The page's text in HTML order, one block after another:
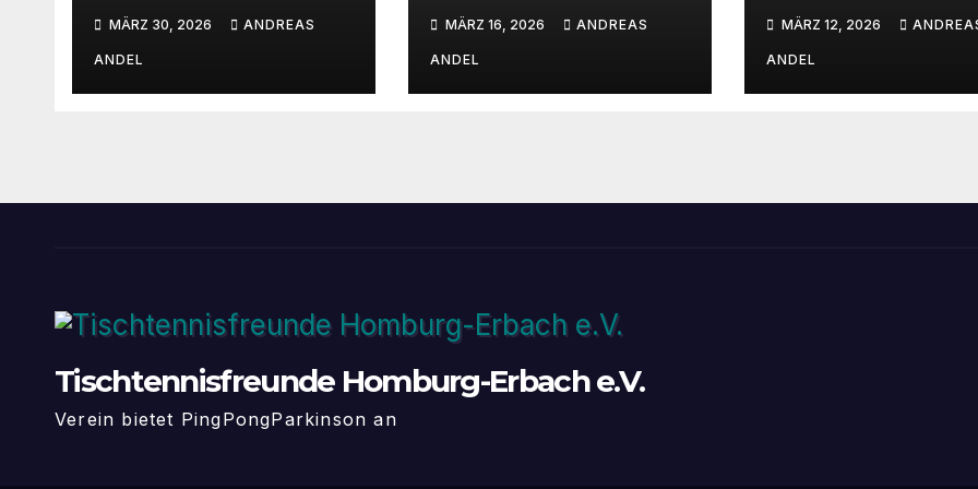
den
Tischtennisfreunde
n Homburg-Erbach
MÄRZ 30, 2026 ANDREAS
ANDEL
Sandrennbahn
MÄRZ 16, 2026 ANDREAS
ANDEL
Sandrennbahn
MÄRZ 12, 2026
ANDEL
Tischtennisfreunde Homburg-Erbach e.V.
Verein bietet PingPongParkinson an